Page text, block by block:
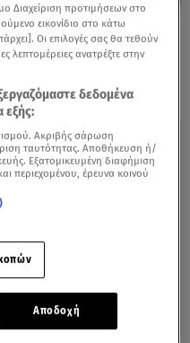
σε ένα
Διαχείριση προτιμήσεων στο
εικονίδιο στο κάτω
Οι επιλογές σας θα τεθούν
λεπτομέρειες ανατρέξτε στην
δεδομένα
εξής:
Ακριβής σάρωση
ταυτότητας. Αποθήκευση ή/
Εξατομικευμένη διαφήμιση
περιεχομένου, έρευνα κοινού
Αποδοχή